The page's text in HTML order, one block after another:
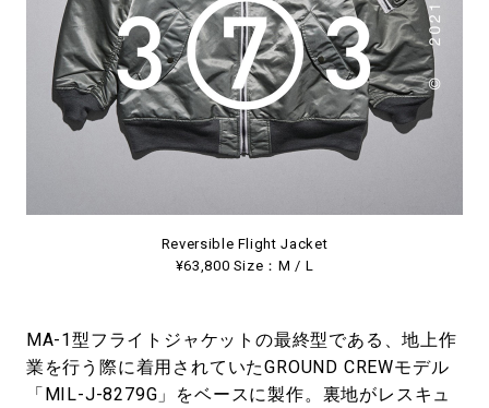
Reversible Flight Jacket
¥63,800 Size：M / L
MA-1型フライトジャケットの最終型である、地上作
業を行う際に着用されていたGROUND CREWモデル
「MIL-J-8279G」をベースに製作。裏地がレスキュ